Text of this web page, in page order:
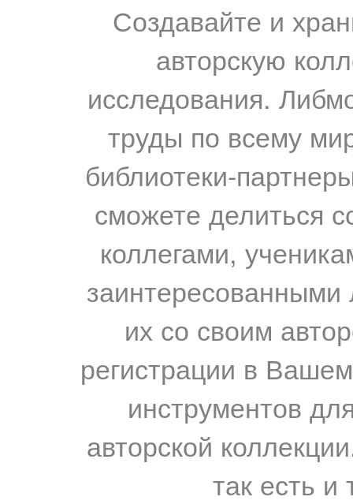
Создавайте и
авторскую
исследования.
труды по всему
библиотеки-
сможете делиться
коллегами,
их со своим
регистрации в
инструментов
авторской
так есть и